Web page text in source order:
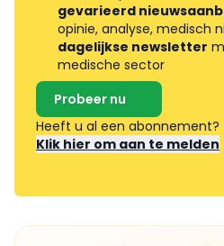
gevarieerd
opinie, analyse, medisch
dagelijkse newsletter
medische sector
Probeer nu
Heeft u al een abonnement?
Klik hier om aan te melden